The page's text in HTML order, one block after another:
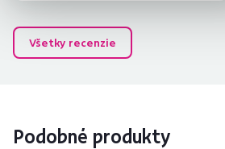
Všetky recenzie
Podobné produkty